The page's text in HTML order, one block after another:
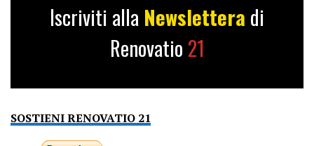
Iscriviti alla Newslettera di
Renovatio 21
SOSTIENI RENOVATIO 21